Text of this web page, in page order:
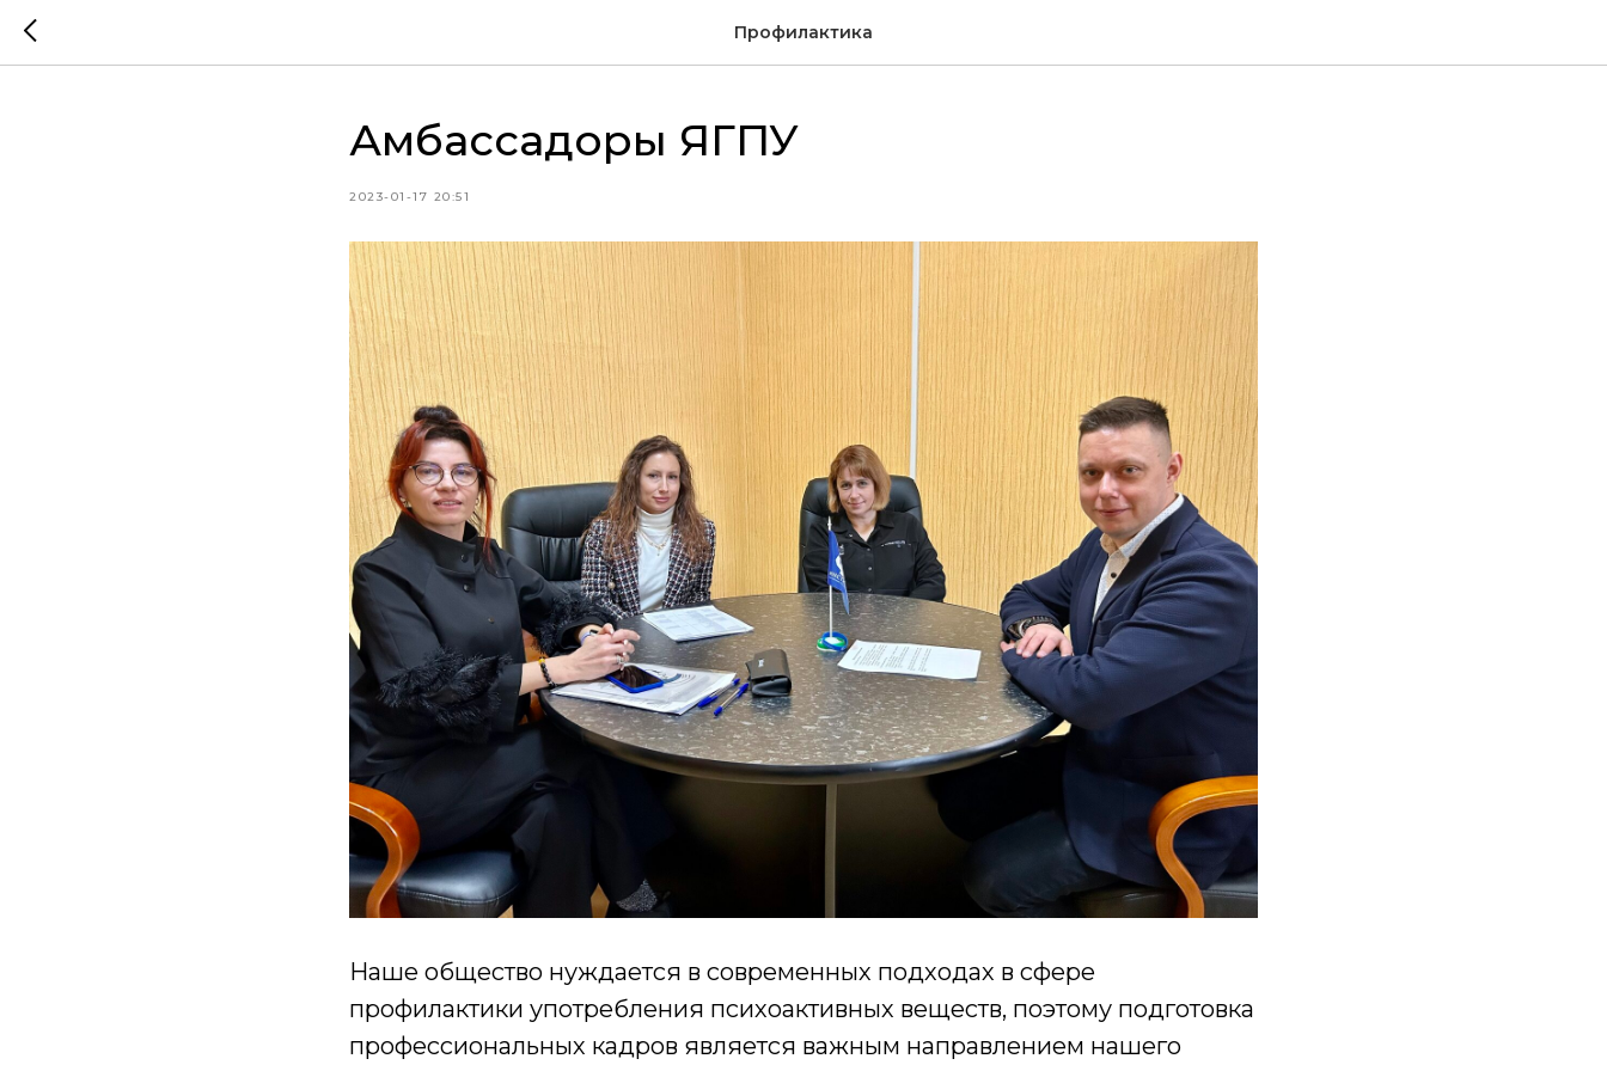
Профилактика
Амбассадоры ЯГПУ
2023-01-17 20:51
Наше общество нуждается в современных подходах в сфере
профилактики употребления психоактивных веществ, поэтому подготовка
профессиональных кадров является важным направлением нашего